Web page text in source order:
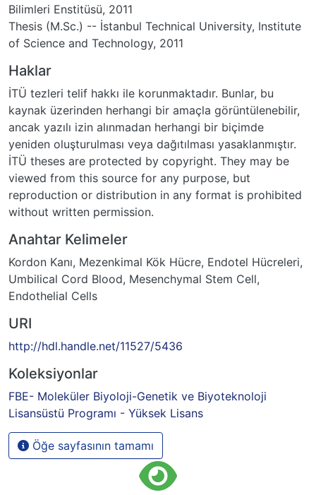
Bilimleri Enstitüsü, 2011
Thesis (M.Sc.) -- İstanbul Technical University, Institute
of Science and Technology, 2011
Haklar
İTÜ tezleri telif hakkı ile korunmaktadır. Bunlar, bu
kaynak üzerinden herhangi bir amaçla görüntülenebilir,
ancak yazılı izin alınmadan herhangi bir biçimde
yeniden oluşturulması veya dağıtılması yasaklanmıştır.
İTÜ theses are protected by copyright. They may be
viewed from this source for any purpose, but
reproduction or distribution in any format is prohibited
without written permission.
Anahtar Kelimeler
Kordon Kanı, Mezenkimal Kök Hücre, Endotel Hücreleri,
Umbilical Cord Blood, Mesenchymal Stem Cell,
Endothelial Cells
URI
http://hdl.handle.net/11527/5436
Koleksiyonlar
FBE- Moleküler Biyoloji-Genetik ve Biyoteknoloji
Lisansüstü Programı - Yüksek Lisans
Öğe sayfasının tamamı